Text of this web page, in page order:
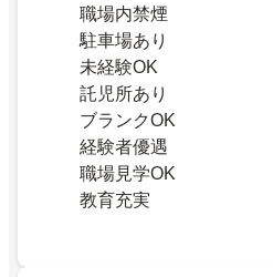
職場内禁煙
駐車場あり
未経験OK
託児所あり
ブランクOK
経験者優遇
職場見学OK
教育充実